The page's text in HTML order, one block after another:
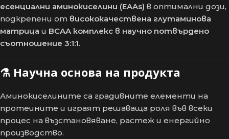
есенциални аминокиселини (EAAs) в оптимални дози,
подкрепени от висококачествена глутаминова
матрица и BCAA комплекс в научно потвърдено
съотношение 3:1:1.
⚗️ Научна основа на продукта
Аминокиселините са градивните елементи на
протеините и играят решаваща роля във всеки
процес на възстановяване, растеж и енергийно
производство.